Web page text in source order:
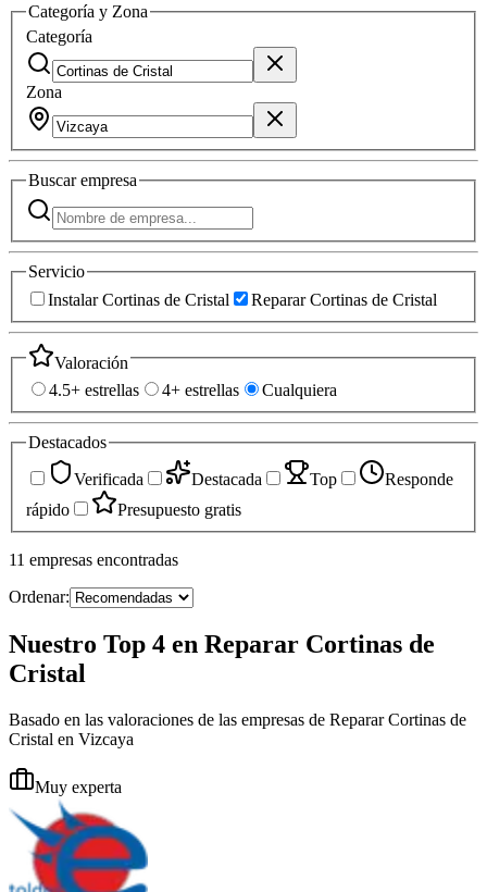
Categoría y Zona
Categoría
Zona
Buscarempresa
Servicio
Instalar Cortinas de Cristal
Reparar Cortinas de Cristal
Valoración
4.5+ estrellas
4+ estrellas Cualquiera
Destacados
Verificada
Destacada Top
Responde
rápido
Presupuesto gratis
11 empresas encontradas
Ordenar:
Nuestro Top 4 en Reparar Cortinas de
Cristal
Basado en las valoraciones de las empresas de Reparar Cortinas de
Cristal en Vizcaya
Muy experta